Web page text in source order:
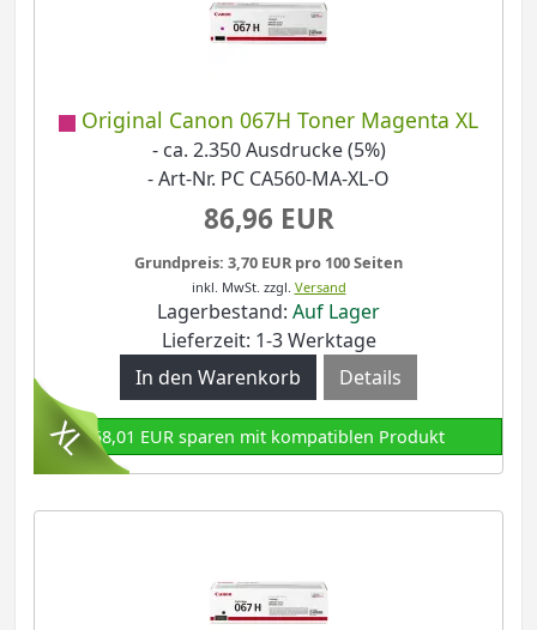
Original Canon 067H Toner Magenta XL
- ca. 2.350 Ausdrucke (5%)
- Art-Nr. PC CA560-MA-XL-O
86,96 EUR
Grundpreis: 3,70 EUR pro 100 Seiten
inkl. MwSt. zzgl. Versand
Lagerbestand: Auf Lager
Lieferzeit: 1-3 Werktage
Details
58,01 EUR sparen mit kompatiblen Produkt